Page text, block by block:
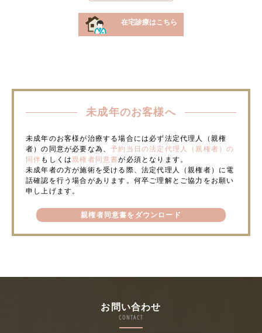
在宅診療はこちら
未成年のお客様へ
未成年のお客様が治療する場合には必ず法定代理人（親権
者）の同意が必要な為、予約当日の法定代理人（親権者）の
同伴 もしくは親権者同意書が必須となります。
未成年者の方が施術を受ける際、法定代理人（親権者）に電
話確認を行う場合があります。何卒ご理解とご協力をお願い
申し上げます。
親権者同意書をダウンロード
お問い合わせ
CONTACT